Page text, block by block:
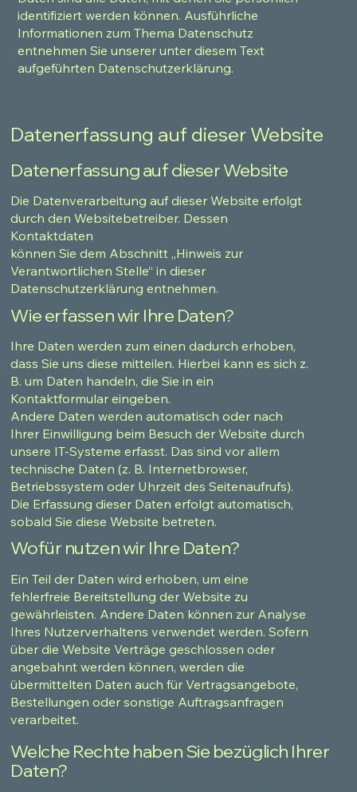
identifiziert werden können. Ausführliche
Informationen zum Thema Datenschutz
entnehmen Sie unserer unter diesem Text
aufgeführten Datenschutzerklärung.
Welche Rechte haben Sie bezüglich Ihrer
Daten?
Wofür nutzen wir Ihre Daten?
Ein Teil der Daten wird erhoben, um eine
fehlerfreie Bereitstellung der Website zu
gewährleisten. Andere Daten können zur Analyse
Ihres Nutzerverhaltens verwendet werden. Sofern
über die Website Verträge geschlossen oder
angebahnt werden können, werden die
übermittelten Daten auch für Vertragsangebote,
Bestellungen oder sonstige Auftragsanfragen
verarbeitet.
Wie erfassen wir Ihre Daten?
Ihre Daten werden zum einen dadurch erhoben,
dass Sie uns diese mitteilen. Hierbei kann es sich z.
B. um Daten handeln, die Sie in ein
Kontaktformular eingeben.
Andere Daten werden automatisch oder nach
Ihrer Einwilligung beim Besuch der Website durch
unsere IT-Systeme erfasst. Das sind vor allem
technische Daten (z. B. Internetbrowser,
Betriebssystem oder Uhrzeit des Seitenaufrufs).
Die Erfassung dieser Daten erfolgt automatisch,
sobald Sie diese Website betreten.
Datenerfassung auf dieser Website
Die Datenverarbeitung auf dieser Website erfolgt
durch den Websitebetreiber. Dessen
Kontaktdaten
können Sie dem Abschnitt „Hinweis zur
Verantwortlichen Stelle“ in dieser
Datenschutzerklärung entnehmen.
Datenerfassung auf dieser Website